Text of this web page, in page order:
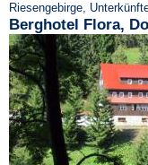
Riesengebirge
Berghotel Flora,